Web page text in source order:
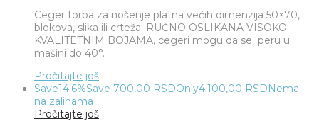
Ceger torba za nošenje platna većih dimenzija 50×70,
blokova, slika ili crteža. RUČNO OSLIKANA VISOKO
KVALITETNIM BOJAMA, cegeri mogu da se peru u
mašini do 40°.
Pročitajte još
Save14.6%Save 700,00 RSDOnly4.100,00 RSDNema
na zalihama
Pročitajte još